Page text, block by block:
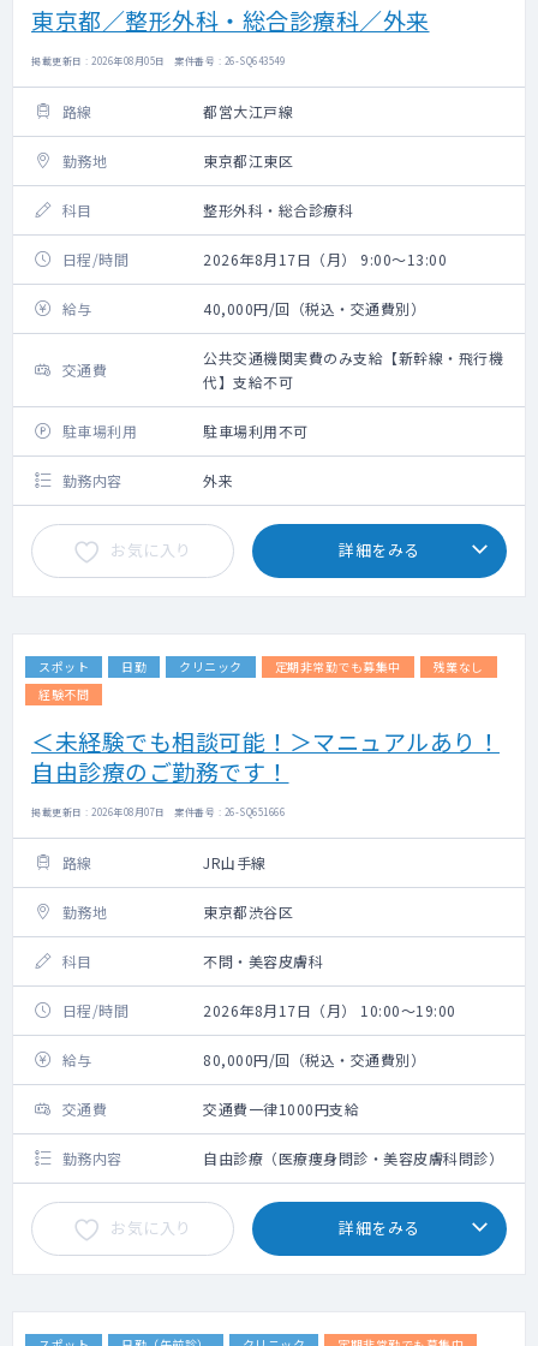
東京都／整形外科・総合診療科／外来
掲載更新日 : 2026年08月05日 案件番号 : 26-SQ643549
路線 都営大江戸線
勤務地 東京都江東区
科目 整形外科・総合診療科
日程/時間 2026年8月17日（月） 9:00～13:00
給与 40,000円/回（税込・交通費別）
交通費
公共交通機関実費のみ支給【新幹線・飛行機
代】支給不可
駐車場利用 駐車場利用不可
勤務内容 外来
お気に入り 詳細をみる
スポット 日勤 クリニック 定期非常勤でも募集中
残業なし
経験不問
＜未経験でも相談可能！＞マニュアルあり！
自由診療のご勤務です！
掲載更新日 : 2026年08月07日 案件番号 : 26-SQ651666
路線 JR山手線
勤務地 東京都渋谷区
科目 不問・美容皮膚科
日程/時間 2026年8月17日（月） 10:00～19:00
給与 80,000円/回（税込・交通費別）
交通費 交通費一律1000円支給
勤務内容 自由診療（医療痩身問診・美容皮膚科問診）
お気に入り 詳細をみる